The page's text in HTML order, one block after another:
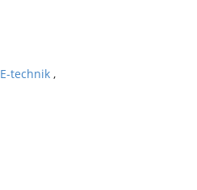
E-technik ,